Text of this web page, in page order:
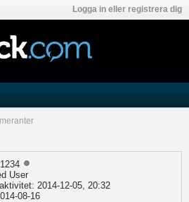
Logga in eller registrera dig
User
2014-12-05, 20:32
08-16